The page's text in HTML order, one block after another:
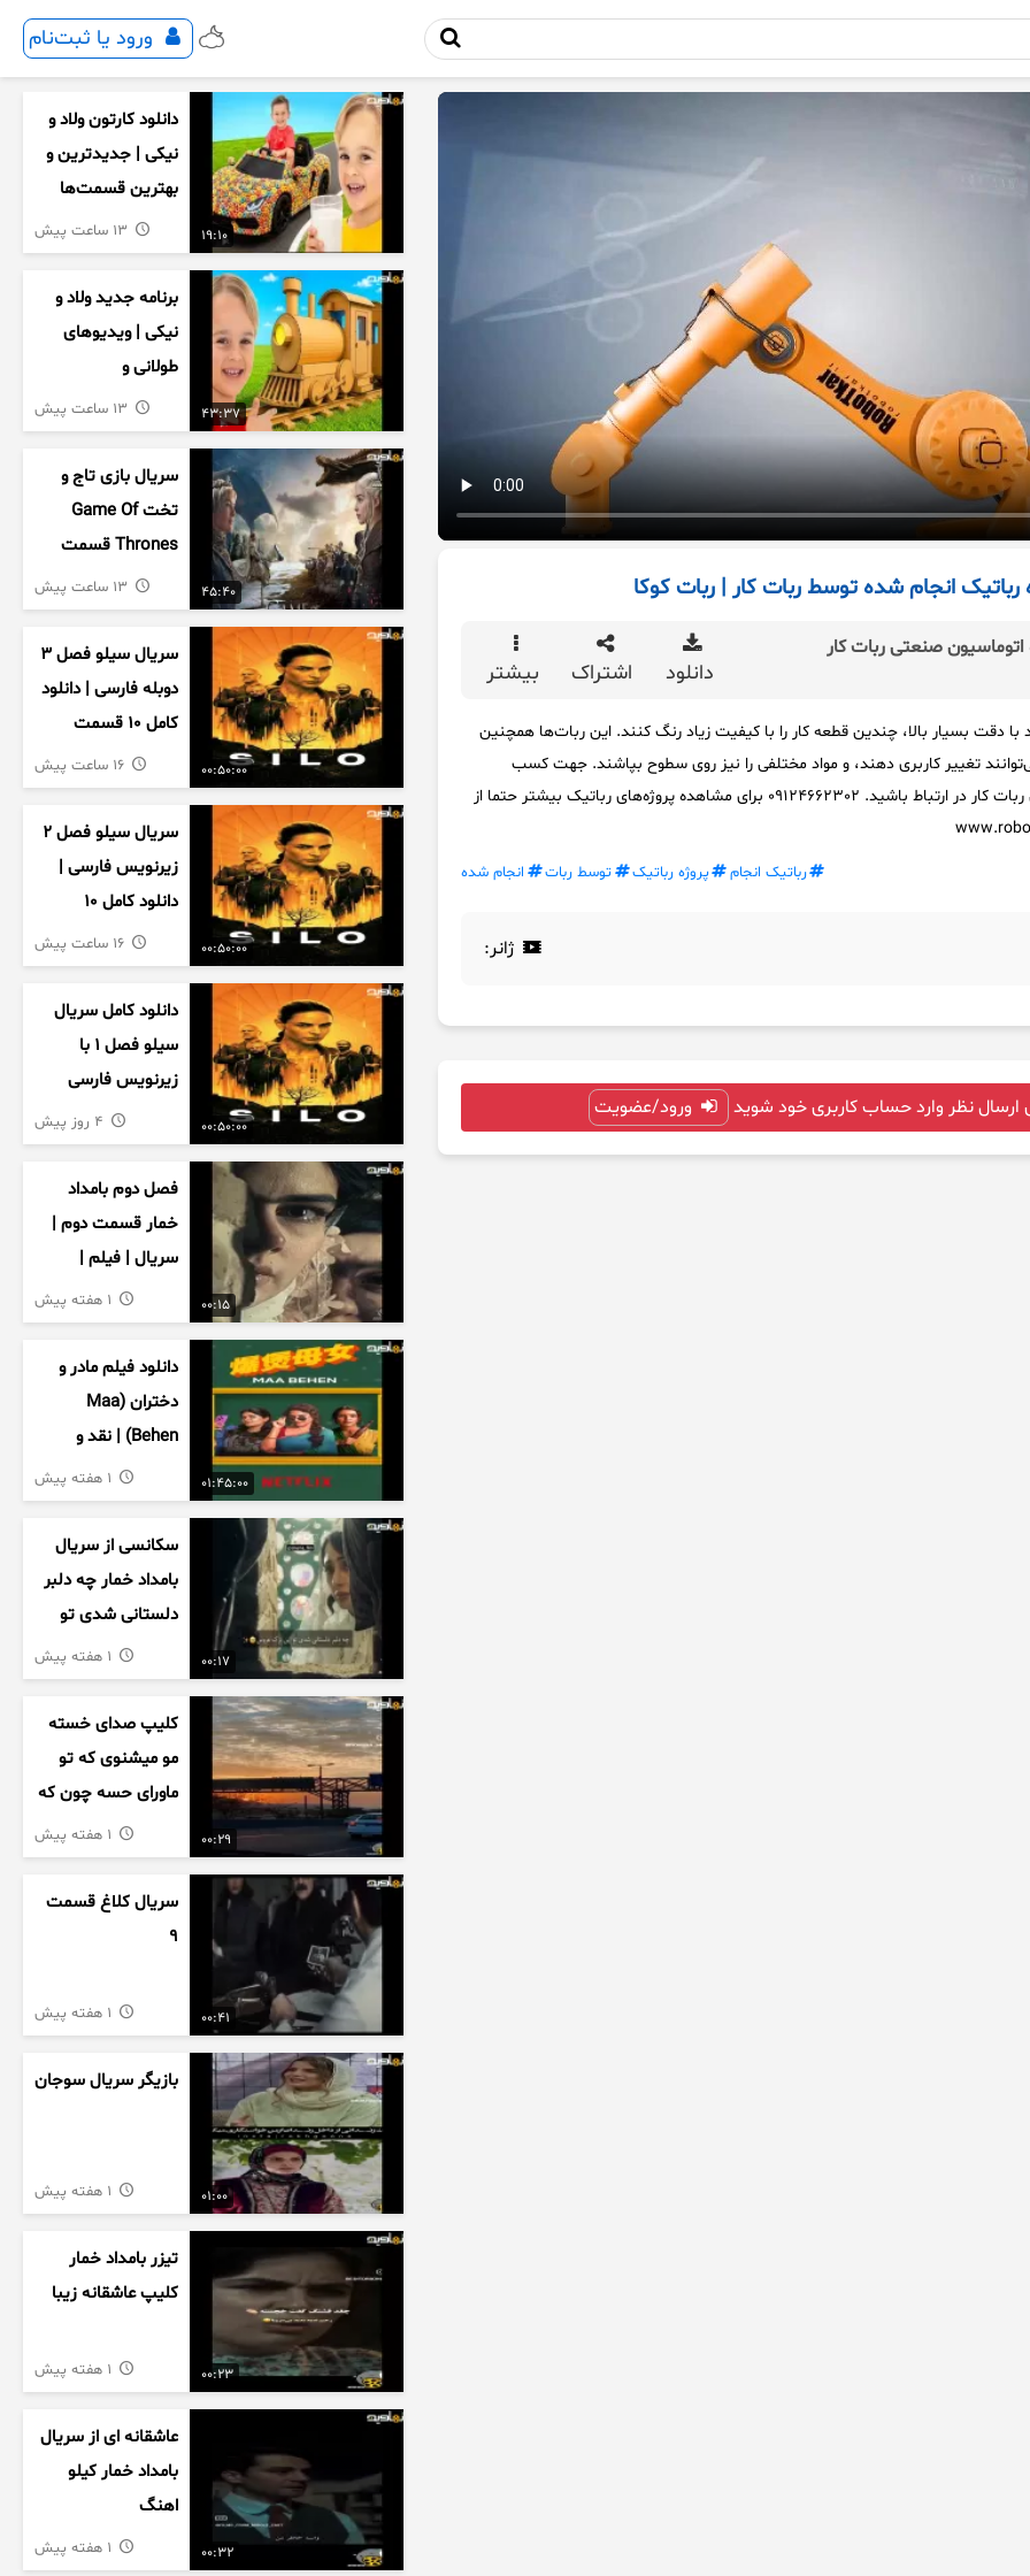
ورود یا ثبت‌نام
انجام شده توسط ربات کار | ربات کوکا
صنعتی ربات کار
دانلود اشتراک بیشتر
دقت بسیار بالا، چندین قطعه کار را با کیفیت زیاد رنگ کنند. این ربات‌ها همچنین
تغییر کاربری دهند، و مواد مختلفی را نیز روی سطوح بپاشند. جهت کسب
اطلاعات بیشتر با کارشناسان ربات کار در ارتباط باشید. 09124662302 برای مشاهده پروژه‌های رباتیک بیشتر حتما از
رباتیک انجام پروژه رباتیک توسط ربات انجام شده
ژانر:
ارسال نظر وارد حساب کاربری خود شوید ورود/عضویت
19:10
دانلود کارتون ولاد و
نیکی | جدیدترین و
بهترین قسمت‌ها
43:37
برنامه جدید ولاد و
نیکی | ویدیوهای
طولانی و
سرگرم‌کننده کودکان
45:40
سریال بازی تاج و
تخت Game Of
Thrones قسمت
دوم فصل اول
زیرنویس فارسی
00:50:00
سریال سیلو فصل ۳
دوبله فارسی | دانلود
کامل ۱۰ قسمت
00:50:00
سریال سیلو فصل ۲
زیرنویس فارسی |
دانلود کامل ۱۰
قسمت
00:50:00
دانلود کامل سریال
سیلو فصل ۱ با
زیرنویس فارسی
00:15
فصل دوم بامداد
خمار قسمت دوم |
سریال | فیلم |
نمایش خانگی |
محبوبه | سینمایی
01:45:00
دانلود فیلم مادر و
دختران (Maa
Behen) | نقد و
بررسی درام خانوادگی
هندی
00:17
سکانسی از سریال
بامداد خمار چه دلبر
دلستانی شدی تو
این بزک عروس..
00:29
کلیپ صدای خسته
مو میشنوی که تو
ماورای حسه چون که
داریم می رسیم به
اخرای قصه
00:41
سریال کلاغ قسمت
9
01:00
بازیگر سریال سوجان
00:23
تیزر بامداد خمار
کلیپ عاشقانه زیبا
00:32
عاشقانه ای از سریال
بامداد خمار کیلو
اهنگ